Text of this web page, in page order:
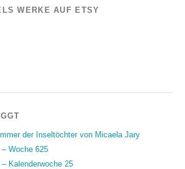
WERKE AUF ETSY
der Inseltöchter von Micaela Jary
Woche 625
– Kalenderwoche 25